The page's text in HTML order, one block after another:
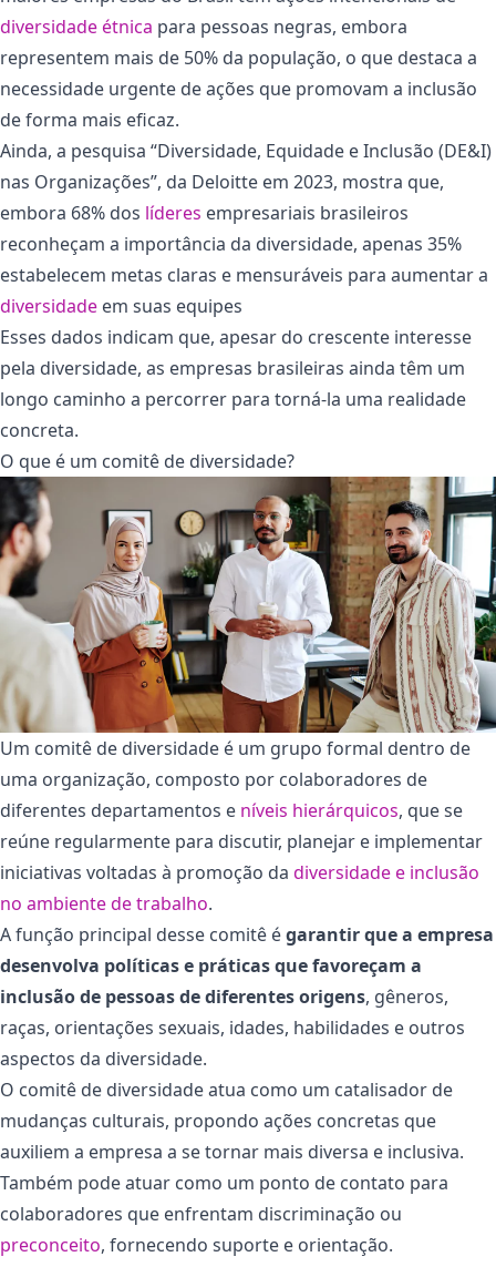
diversidade étnica para pessoas negras, embora
representem mais de 50% da população, o que destaca a
necessidade urgente de ações que promovam a inclusão
de forma mais eficaz​.
Ainda, a pesquisa “Diversidade, Equidade e Inclusão (DE&I)
nas Organizações”, da Deloitte em 2023, mostra que,
embora 68% dos líderes empresariais brasileiros
reconheçam a importância da diversidade, apenas 35%
estabelecem metas claras e mensuráveis para aumentar a
diversidade em suas equipes​
Esses dados indicam que, apesar do crescente interesse
pela diversidade, as empresas brasileiras ainda têm um
longo caminho a percorrer para torná-la uma realidade
concreta.
O que é um comitê de diversidade?
Um comitê de diversidade é um grupo formal dentro de
uma organização, composto por colaboradores de
diferentes departamentos e níveis hierárquicos, que se
reúne regularmente para discutir, planejar e implementar
iniciativas voltadas à promoção da diversidade e inclusão
no ambiente de trabalho.
A função principal desse comitê égarantir que a empresa
desenvolva políticas e práticas que favoreçam a
inclusão de pessoas de diferentes origens, gêneros,
raças, orientações sexuais, idades, habilidades e outros
aspectos da diversidade.
O comitê de diversidade atua como um catalisador de
mudanças culturais, propondo ações concretas que
auxiliem a empresa a se tornar mais diversa e inclusiva.
Também pode atuar como um ponto de contato para
colaboradores que enfrentam discriminação ou
preconceito, fornecendo suporte e orientação.